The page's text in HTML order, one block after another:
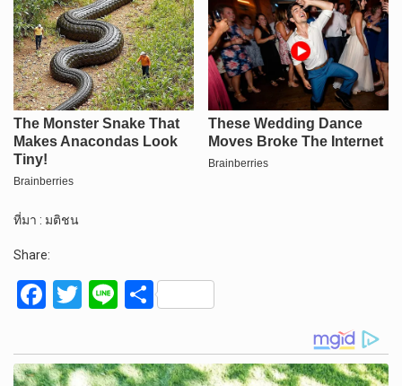
ที่มา : มติชน
Share:
F
ce
T
tt
Li
e
S
ar